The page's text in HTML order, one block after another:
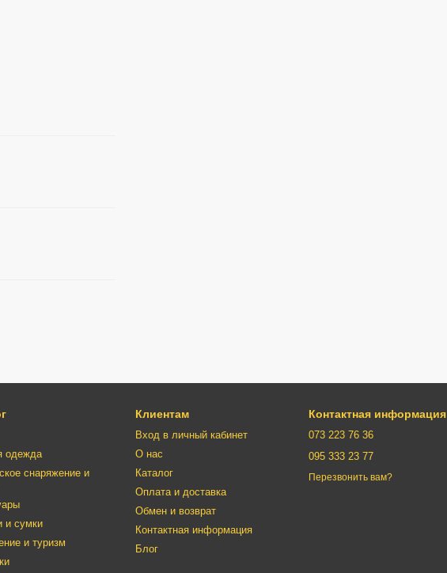
одежда
снаряжение и
и сумки
и туризм
Клиентам
Вход в личный кабинет
О нас
Каталог
Оплата и доставка
Обмен и возврат
Контактная информация
Блог
Контактная информация
073 223 76 36
095 333 23 77
Перезвонить вам?